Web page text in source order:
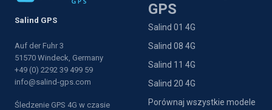
Salind GPS
Auf der Fuhr 3
51570 Windeck, Germany
+49 (0) 2292 39 499 59
info@salind-gps.com
Śledzenie GPS 4G w czasie
GPS
Salind 01 4G
Salind 08 4G
Salind 11 4G
Salind 20 4G
Porównaj wszystkie modele